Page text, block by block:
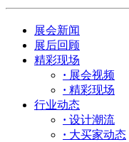
展会新闻
展后回顾
精彩现场
· 展会视频
· 精彩现场
行业动态
· 设计潮流
· 大买家动态